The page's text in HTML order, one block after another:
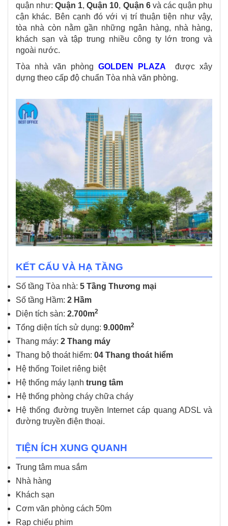
quận như:Quận 1,Quận 10, Quận 6và các quận phụ
cận khác. Bên cạnh đó với vị trí thuận tiện như vậy,
tòa nhà còn nằm gần những ngân hàng, nhà hàng,
khách sạn và tập trung nhiều công ty lớn trong và
ngoài nước.
Tòa nhà văn phòng GOLDEN PLAZA được xây
dựng theo cấp độ chuẩn Tòa nhà văn phòng.
KẾT CẤU VÀ HẠ TẦNG
Số tầng Tòa nhà: 5 Tầng Thương mại
Số tầng Hầm: 2 Hầm
Diện tích sàn: 2.700m2
Tổng diện tích sử dụng: 9.000m2
Thang máy: 2 Thang máy
Thang bộ thoát hiểm: 04 Thang thoát hiểm
Hệ thống Toilet riêng biệt
Hệ thống máy lạnh trung tâm
Hệ thống phòng cháy chữa cháy
Hệ thống đường truyền Internet cáp quang ADSL và
đường truyền điện thoại.
TIỆN ÍCH XUNG QUANH
Trung tâm mua sắm
Nhà hàng
Khách sạn
Cơm văn phòng cách 50m
Rạp chiếu phim